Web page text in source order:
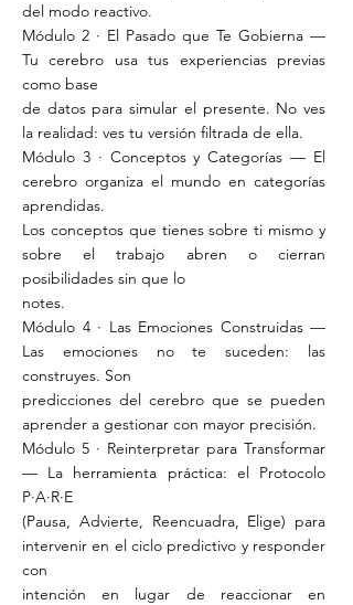
del modo reactivo.
Módulo 2 · El Pasado que Te Gobierna —
Tu cerebro usa tus experiencias previas
como base
de datos para simular el presente. No ves
la realidad: ves tu versión filtrada de ella.
Módulo 3 · Conceptos y Categorías — El
cerebro organiza el mundo en categorías
aprendidas.
Los conceptos que tienes sobre ti mismo y
sobre el trabajo abren o cierran
posibilidades sin que lo
notes.
Módulo 4 · Las Emociones Construidas —
Las emociones no te suceden: las
construyes. Son
predicciones del cerebro que se pueden
aprender a gestionar con mayor precisión.
Módulo 5 · Reinterpretar para Transformar
— La herramienta práctica: el Protocolo
P·A·R·E
(Pausa, Advierte, Reencuadra, Elige) para
intervenir en el ciclo predictivo y responder
con
intención en lugar de reaccionar en